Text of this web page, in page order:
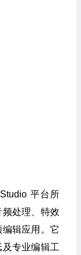
平台所
处理、特效
辑应用。它
专业编辑工